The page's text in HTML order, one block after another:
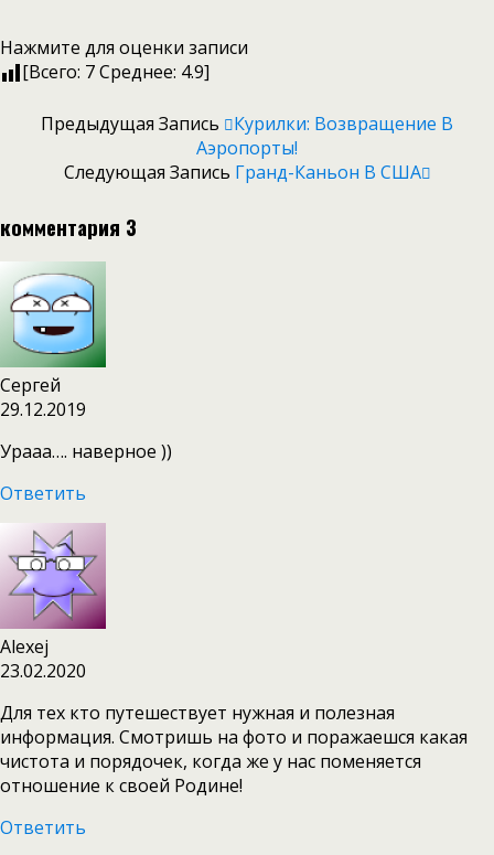
Нажмите для оценки записи
[Всего: 7Среднее: 4.9]
Предыдущая Запись
Курилки: Возвращение В
Аэропорты!
Следующая Запись Гранд-Каньон В США
комментария 3
Сергей
29.12.2019
Урааа…. наверное ))
Ответить
Alexej
23.02.2020
Для тех кто путешествует нужная и полезная
информация. Смотришь на фото и поражаешся какая
чистота и порядочек, когда же у нас поменяется
отношение к своей Родине!
Ответить